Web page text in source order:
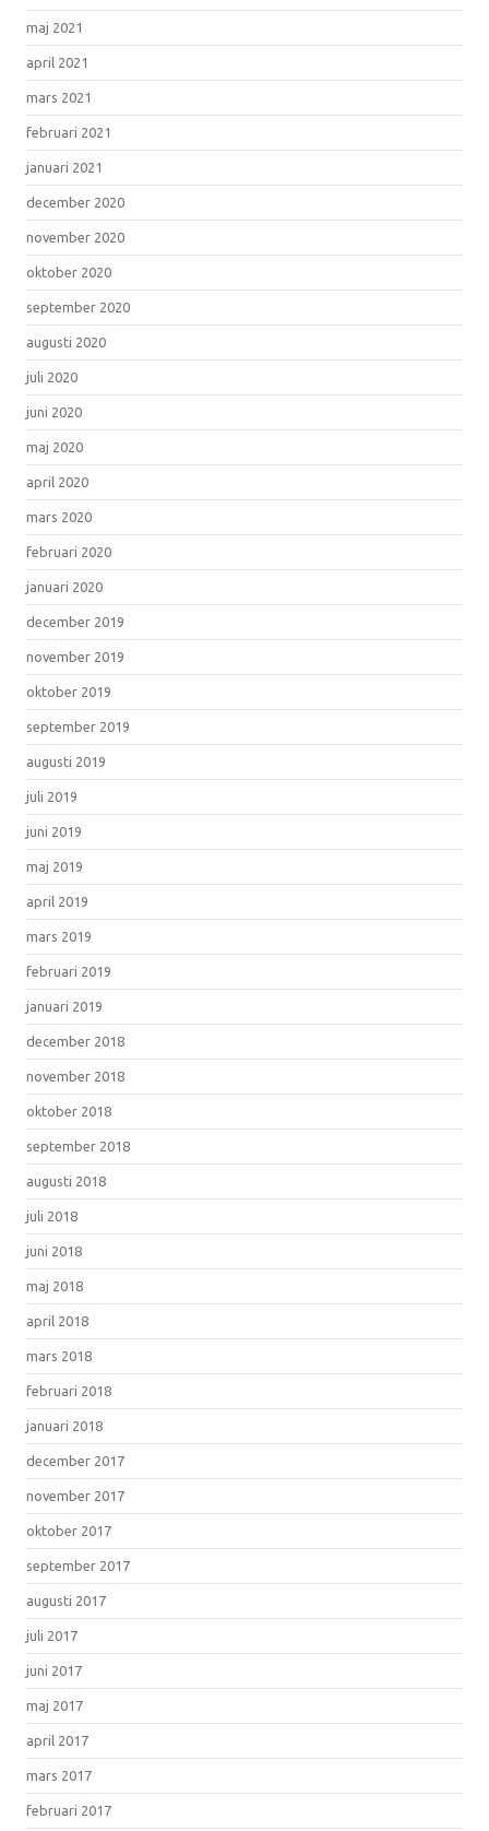
maj 2021
april 2021
mars 2021
februari 2021
januari 2021
december 2020
november 2020
oktober 2020
september 2020
augusti 2020
juli 2020
juni 2020
maj 2020
april 2020
mars 2020
februari 2020
januari 2020
december 2019
november 2019
oktober 2019
september 2019
augusti 2019
juli 2019
juni 2019
maj 2019
april 2019
mars 2019
februari 2019
januari 2019
december 2018
november 2018
oktober 2018
september 2018
augusti 2018
juli 2018
juni 2018
maj 2018
april 2018
mars 2018
februari 2018
januari 2018
december 2017
november 2017
oktober 2017
september 2017
augusti 2017
juli 2017
juni 2017
maj 2017
april 2017
mars 2017
februari 2017